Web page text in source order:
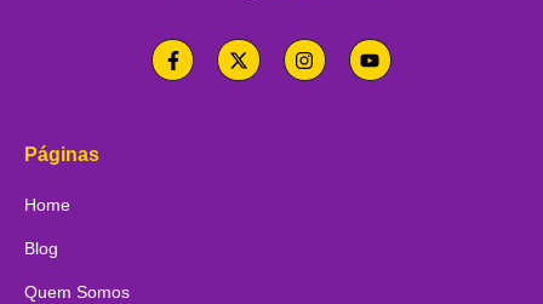
Páginas
Home
Blog
Quem Somos